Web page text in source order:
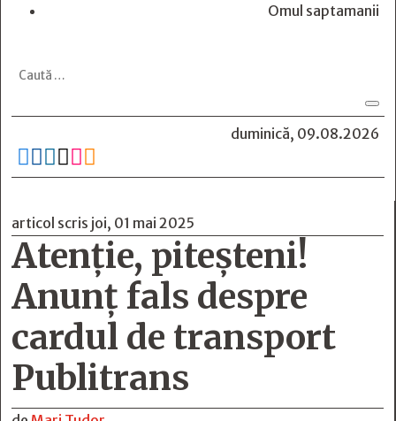
Omul saptamanii
duminică, 09.08.2026
     
articol scris joi, 01 mai 2025
Atenție, piteșteni!
Anunț fals despre
cardul de transport
Publitrans